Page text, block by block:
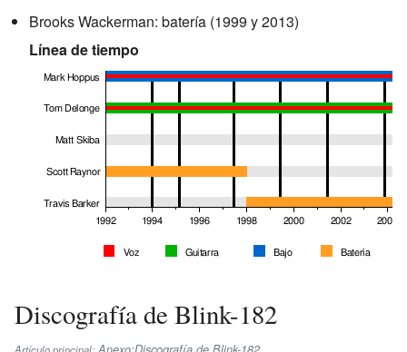
Brooks Wackerman: batería (1999 y 2013)
Línea de tiempo
Discografía de Blink-182
Artículo principal: